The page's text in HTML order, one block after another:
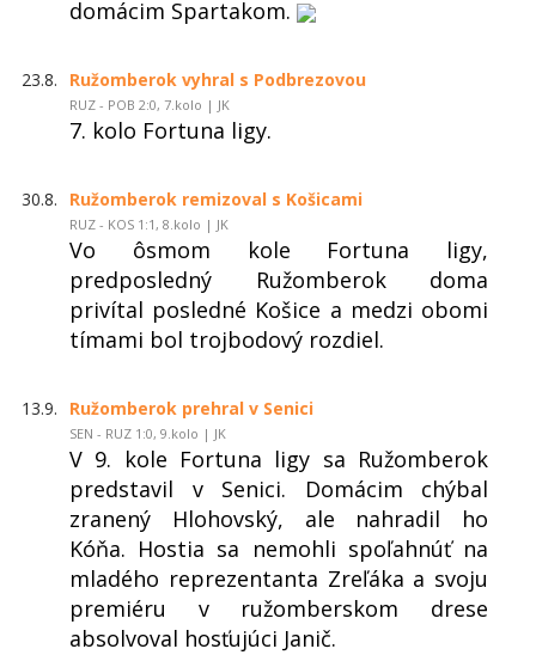
domácim Spartakom.
23.8. Ružomberok vyhral s Podbrezovou
RUZ - POB 2:0, 7.kolo | JK
7. kolo Fortuna ligy.
30.8. Ružomberok remizoval s Košicami
RUZ - KOS 1:1, 8.kolo | JK
Vo ôsmom kole Fortuna ligy,
predposledný Ružomberok doma
privítal posledné Košice a medzi obomi
tímami bol trojbodový rozdiel.
13.9. Ružomberok prehral v Senici
SEN - RUZ 1:0, 9.kolo | JK
V 9. kole Fortuna ligy sa Ružomberok
predstavil v Senici. Domácim chýbal
zranený Hlohovský, ale nahradil ho
Kóňa. Hostia sa nemohli spoľahnúť na
mladého reprezentanta Zreľáka a svoju
premiéru v ružomberskom drese
absolvoval hosťujúci Janič.